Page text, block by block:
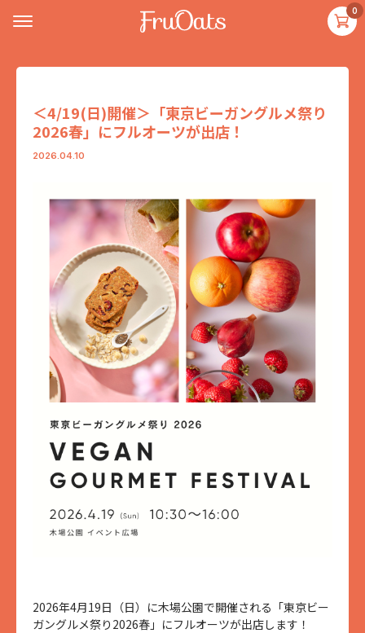
0
＜4/19(日)開催＞「東京ビーガングルメ祭り
2026春」にフルオーツが出店！
2026.04.10
2026年4月19日（日）に木場公園で開催される「東京ビー
ガングルメ祭り2026春」にフルオーツが出店します！